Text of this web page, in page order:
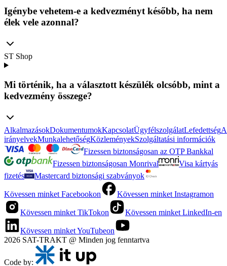
Igénybe vehetem-e a kedvezményt később, ha nem
élek vele azonnal?
ST Shop
Mi történik, ha a választott készülék olcsóbb, mint a
kedvezmény összege?
AlkalmazásokDokumentumokKapcsolatÜgyfélszolgálatLefedettség
irányelvekMunkalehetőségKözleményekSzolgáltatási információk
Fizessen biztonságosan az OTP Bankkal
Fizessen biztonságosan Monrival
Visa kártyás
fizetés
Mastercard biztonsági szabványok
Kövessen minket Facebookon Kövessen minket Instagramon
Kövessen minket TikTokon Kövessen minket LinkedIn-en
Kövessen minket YouTubeon
2026 SAT-TRAKT @ Minden jog fenntartva
Code by: